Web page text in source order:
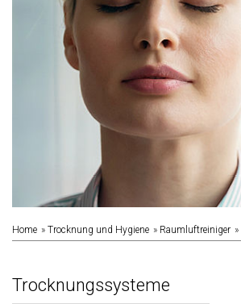
Home Trocknung und Hygiene Raumluftreiniger
Trocknungssysteme